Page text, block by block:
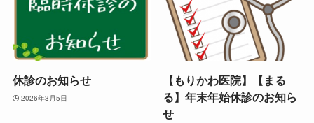
休診のお知らせ
2026年3月5日
【もりかわ医院】【まる
る】年末年始休診のお知ら
せ